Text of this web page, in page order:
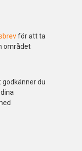
för att ta
området
du